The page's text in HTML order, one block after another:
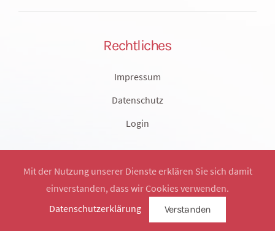
Rechtliches
Impressum
Datenschutz
Login
Mit der Nutzung unserer Dienste erklären Sie sich damit
einverstanden, dass wir Cookies verwenden.
Datenschutzerklärung
Verstanden